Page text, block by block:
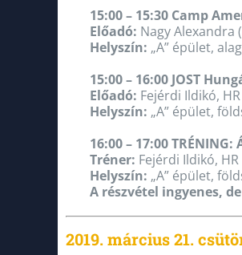
15:00 – 15:30 Camp
Előadó: Nagy Alexandra
Helyszín: „A” épület,
15:00 – 16:00 JOST
Előadó: Fejérdi Ildikó,
Helyszín: „A” épület,
16:00 – 17:00
Tréner: Fejérdi Ildikó,
Helyszín: „A” épület,
A részvétel ingyenes,
2019. március 21.